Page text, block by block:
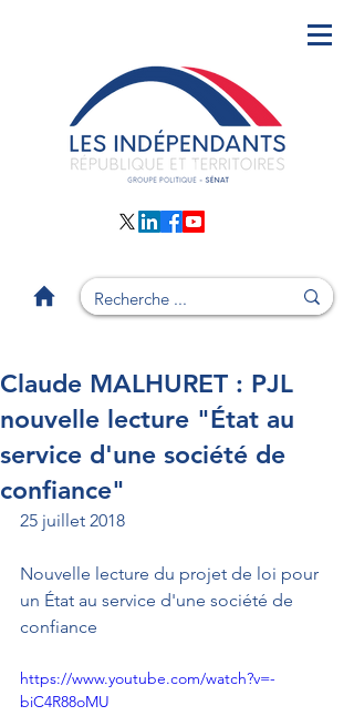
Claude MALHURET : PJL
nouvelle lecture "État au
service d'une société de
confiance"
25 juillet 2018
Nouvelle lecture du projet de loi pour
un État au service d'une société de
confiance
https://www.youtube.com/watch?v=-
biC4R88oMU